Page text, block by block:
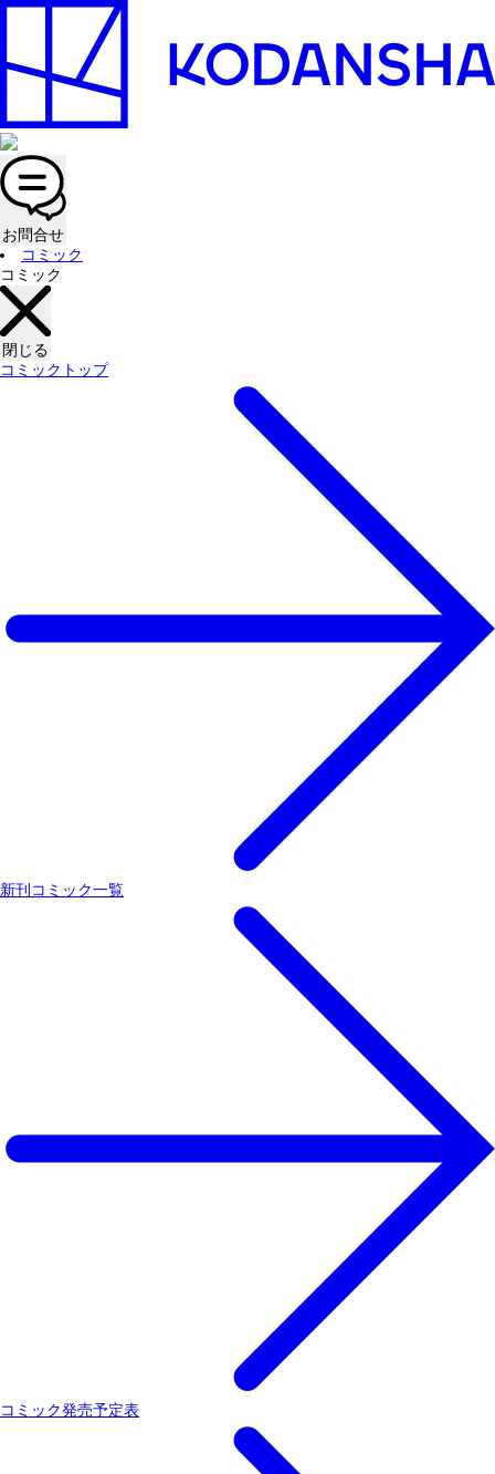
お問合せ
コミック
コミック
閉じる
コミックトップ
新刊コミック一覧
コミック発売予定表